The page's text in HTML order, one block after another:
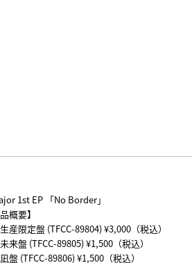
1st EP 「No Border」
品概要】
産限定盤 (TFCC-89804) ¥3,000（税込）
来盤 (TFCC-89805) ¥1,500（税込）
盤 (TFCC-89806) ¥1,500（税込）